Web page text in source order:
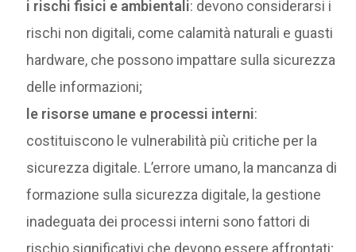
i rischi fisici e ambientali: devono considerarsi i
rischi non digitali, come calamità naturali e guasti
hardware, che possono impattare sulla sicurezza
delle informazioni;
le risorse umane e processi interni:
costituiscono le vulnerabilità più critiche per la
sicurezza digitale. L’errore umano, la mancanza di
formazione sulla sicurezza digitale, la gestione
inadeguata dei processi interni sono fattori di